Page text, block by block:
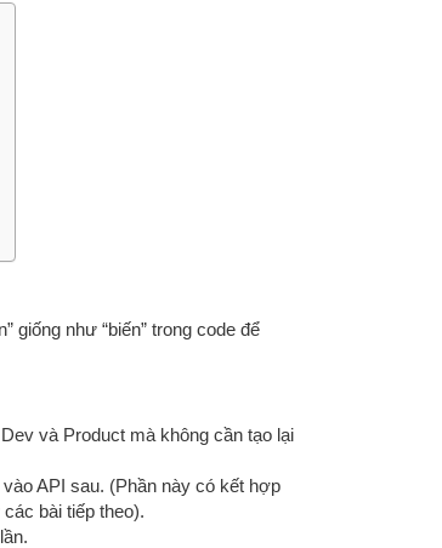
giống như “biến” trong code để
và Product mà không cần tạo lại
API sau. (Phần này có kết hợp
bài tiếp theo).